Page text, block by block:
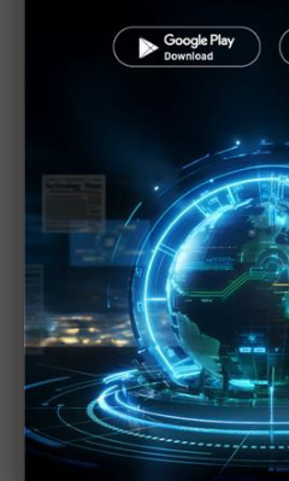
CES20直擊：BrainCo發表腦
CES20直擊：電視業者聚焦
CES直擊：奇屏科技展示裸
電動車不稀奇 現代與Uber
CES直擊：柔宇科技軟性
CES直擊：新創藉電腦視覺
CES20直擊：中美貿易戰